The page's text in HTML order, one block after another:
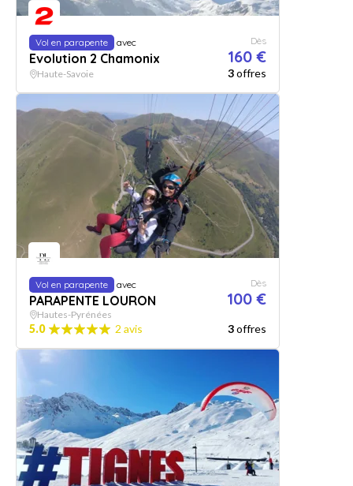
Vol en parapente avec
Evolution 2 Chamonix
Dès
160 €
Haute-Savoie 3offres
Vol en parapente avec
PARAPENTE LOURON
Dès
100 €
Hautes-Pyrénées
5.0 2 avis 3offres